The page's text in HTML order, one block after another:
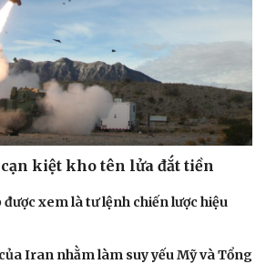
kiệt kho tên lửa đắt tiền
xem là tư lệnh chiến lược hiệu
Iran nhằm làm suy yếu Mỹ và Tổng